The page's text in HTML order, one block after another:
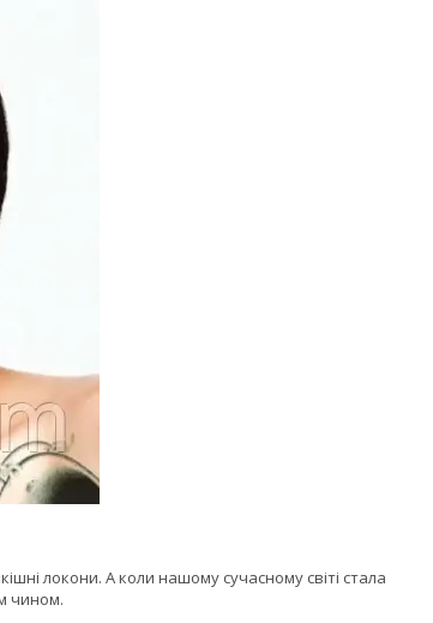
локони. А коли нашому сучасному світі стала
чином.